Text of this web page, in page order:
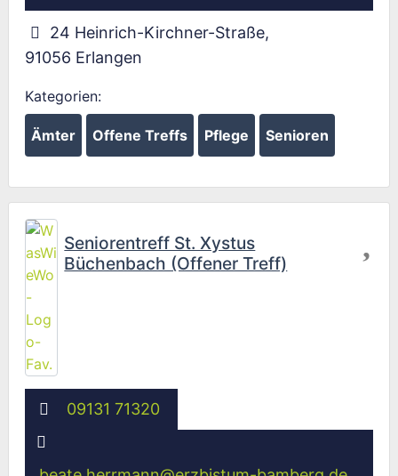
24 Heinrich-Kirchner-Straße,
91056 Erlangen
Kategorien:
Ämter Offene Treffs Pflege Senioren
Seniorentreff St. Xystus
Büchenbach (Offener Treff)
09131 71320